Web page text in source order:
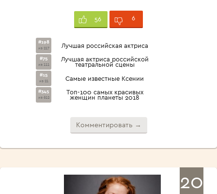
56 6
#198
из 217 Лучшая российская актриса
#75
из 111
Лучшая актриса российской
театральной сцены
#15
из 21 Самые известные Ксении
#345
из 612
Топ-100 самых красивых
женщин планеты 2018
Комментировать →
20